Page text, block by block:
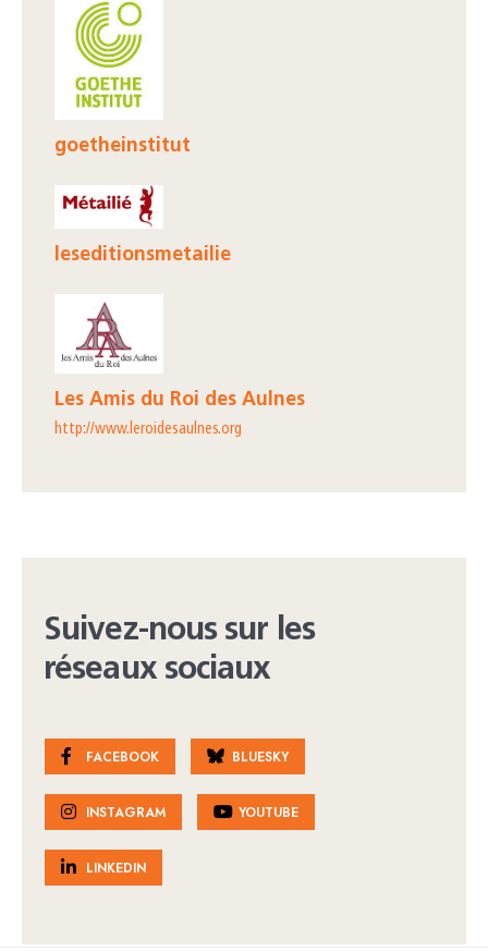
goetheinstitut
leseditionsmetailie
Les Amis du Roi des Aulnes
http://www.leroidesaulnes.org
Suivez-nous sur les
réseaux sociaux
FACEBOOK BLUESKY
INSTAGRAM YOUTUBE
LINKEDIN